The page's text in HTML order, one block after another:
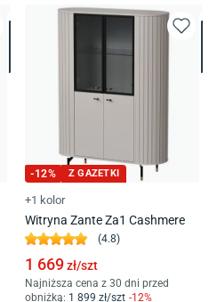
-12% Z GAZETKI
+1 kolor
Witryna Zante Za1 Cashmere
(4.8)
1 669zł/szt
Najniższa cena z 30 dni przed
obniżką: 1 899 zł/szt -12%